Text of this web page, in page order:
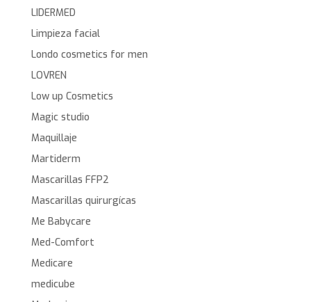
LIDERMED
Limpieza facial
Londo cosmetics for men
LOVREN
Low up Cosmetics
Magic studio
Maquillaje
Martiderm
Mascarillas FFP2
Mascarillas quirurgícas
Me Babycare
Med-Comfort
Medicare
medicube